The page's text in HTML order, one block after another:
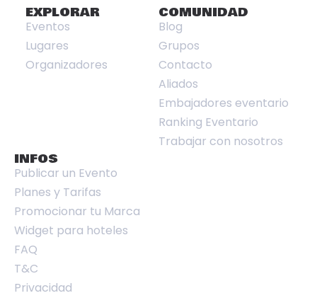
EXPLORAR
Eventos
Lugares
Organizadores
COMUNIDAD
Blog
Grupos
Contacto
Aliados
Embajadores eventario
Ranking Eventario
Trabajar con nosotros
INFOS
Publicar un Evento
Planes y Tarifas
Promocionar tu Marca
Widget para hoteles
FAQ
T&C
Privacidad